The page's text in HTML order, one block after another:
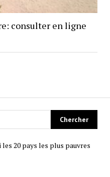
consulter en ligne
les 20 pays les plus pauvres